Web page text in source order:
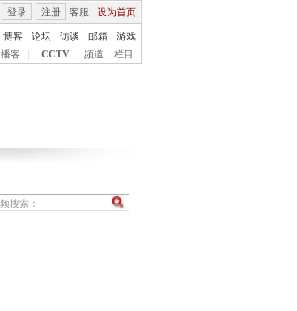
客服 设为首页
登录 注册
博客 论坛 访谈 邮箱
游戏
播客 CCTV 频道 栏目